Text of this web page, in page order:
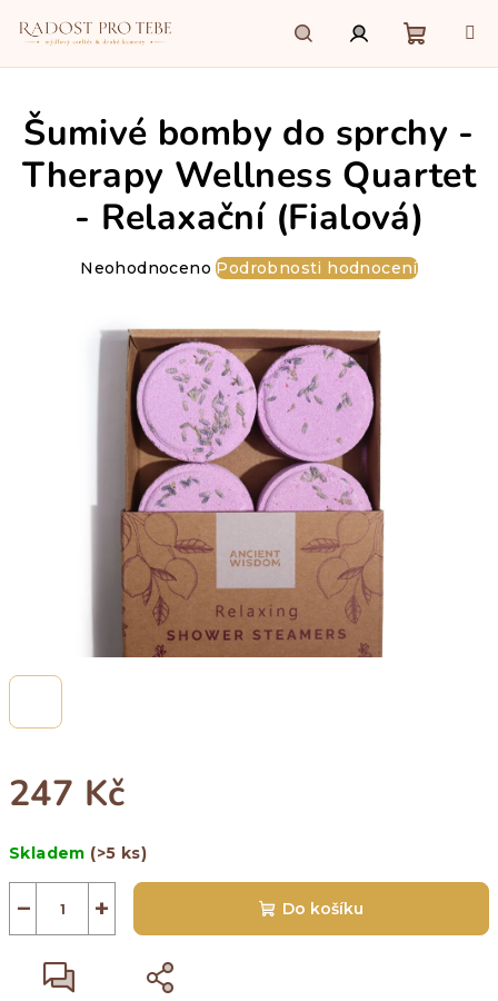
HledatPřihlášení
košík
247 Kč
cena:
Skladem (>5 ks)
+
− Do košíku
Šumivé bomby do sprchy -
Therapy Wellness Quartet
- Relaxační (Fialová)
Průměrné
hvězdiček.
Neohodnoceno Podrobnosti hodnocení